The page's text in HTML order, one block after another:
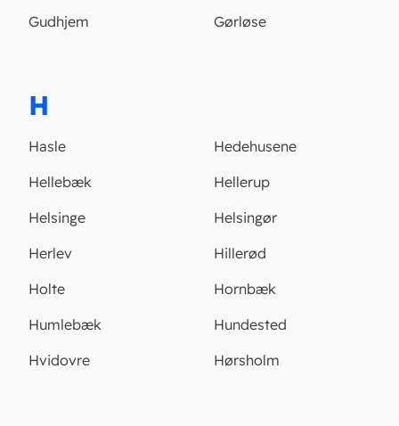
Gudhjem Gørløse
H
Hasle
Hedehusene
Hellebæk
Hellerup
Helsinge
Helsingør
Herlev
Hillerød
Holte
Hornbæk
Humlebæk
Hundested
Hvidovre
Hørsholm